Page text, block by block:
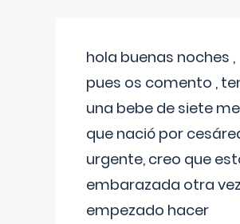
hola buenas noches ,
pues os comento ,
una bebe de siete
que nació por
urgente, creo que
embarazada otra
empezado hacer